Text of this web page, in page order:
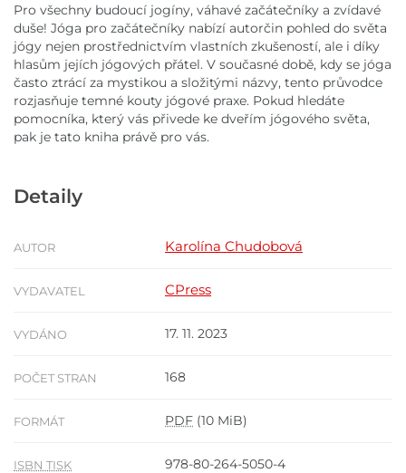
Pro všechny budoucí jogíny, váhavé začátečníky a zvídavé
duše! Jóga pro začátečníky nabízí autorčin pohled do světa
jógy nejen prostřednictvím vlastních zkušeností, ale i díky
hlasům jejích jógových přátel. V současné době, kdy se jóga
často ztrácí za mystikou a složitými názvy, tento průvodce
rozjasňuje temné kouty jógové praxe. Pokud hledáte
pomocníka, který vás přivede ke dveřím jógového světa,
pak je tato kniha právě pro vás.
Detaily
AUTOR Karolína Chudobová
VYDAVATEL CPress
VYDÁNO 17. 11. 2023
POČET STRAN 168
FORMÁT PDF (10 MiB)
ISBN TISK 978-80-264-5050-4